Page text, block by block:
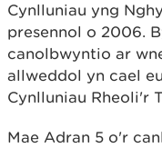
Cynlluniau yng
presennol o 2006.
canolbwyntio ar
allweddol yn cael
Cynlluniau Rheoli'r
Mae Adran 5 o'r